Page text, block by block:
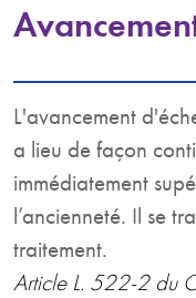
L'avancement
a lieu de façon
immédiatement
l’ancienneté. Il se
traitement.
Article L. 522-2 du